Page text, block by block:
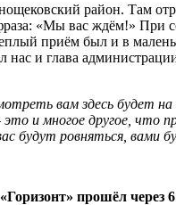
район. Там
«Мы вас ждём!»
приём был и в
и глава
вам здесь будет
и многое другое,
будут ровняться, вами
прошёл